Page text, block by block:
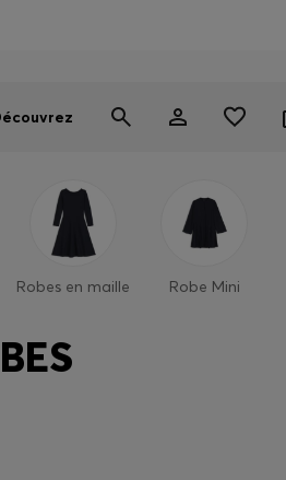
Robes en maille Robe Mini